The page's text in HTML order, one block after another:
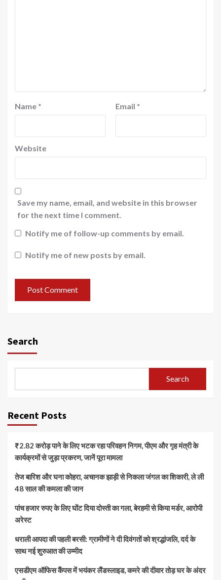
Name * Email *
Website
Save my name, email, and website in this browser
for the next time I comment.
Notify me of follow-up comments by email.
Notify me of new posts by email.
Search
Search
Recent Posts
₹2.82 करोड़ पाने के लिए भटक रहा परिवहन निगम, पीएम और गृह मंत्री के
कार्यक्रमों से जुड़ा प्रकरण, जानें पूरा मामला
तेज बारिश और घना कोहरा, अचानक झाड़ी से निकला जंगल का शिकारी, ले ली
48 साल की कमला की जान
पांच हजार रुपए के लिए घोंट दिया दोस्ती का गला, बेरहमी से किया मर्डर, आरोपी
अरेस्ट
धराली आपदा की पहली बरसी: ग्रामीणों ने दी दिवंगतों को श्रद्धांजलि, दर्द के
साथ नई शुरुआत की उम्मीद
एसडीएम ऑफिस कैंपस में भयंकर लैंडस्लाइड, कमरे की दीवार तोड़ घर के अंदर